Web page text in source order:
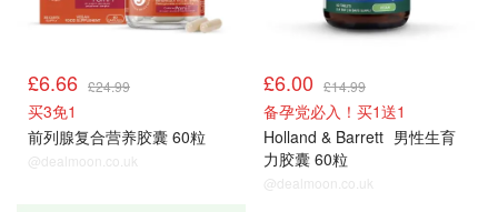
£6.66 £24.99
买3免1
前列腺复合营养胶囊 60粒
@dealmoon.co.uk
£6.00 £14.99
备孕党必入！买1送1
Holland & Barrett 男性生育
力胶囊 60粒
@dealmoon.co.uk